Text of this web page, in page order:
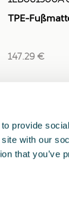
provide
with our
that you’ve
TPE-
147.29 €